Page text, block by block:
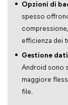
Opzioni di
spesso
efficienza dei
Gestione
Android sono
maggiore
file.